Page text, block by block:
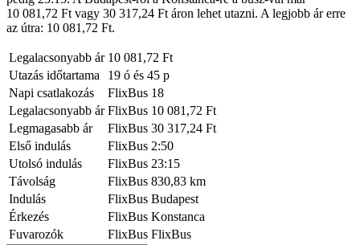
10 081,72 Ft vagy 30 317,24 Ft áron lehet utazni. A legjobb ár erre
az útra: 10 081,72 Ft.
Legalacsonyabb ár 10 081,72 Ft
Utazás időtartama
19 ó és 45 p
Napi csatlakozás
FlixBus 18
Legalacsonyabb ár FlixBus 10 081,72 Ft
Legmagasabb ár
FlixBus 30 317,24 Ft
Első indulás
FlixBus 2:50
Utolsó indulás
FlixBus 23:15
Távolság
FlixBus 830,83 km
Indulás
FlixBus Budapest
Érkezés
FlixBus Konstanca
Fuvarozók
FlixBus FlixBus
©